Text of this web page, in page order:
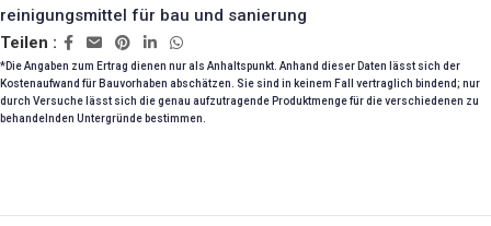
reinigungsmittel für bau und sanierung
Teilen :
*Die Angaben zum Ertrag dienen nur als Anhaltspunkt. Anhand dieser Daten lässt sich der
Kostenaufwand für Bauvorhaben abschätzen. Sie sind in keinem Fall vertraglich bindend; nur
durch Versuche lässt sich die genau aufzutragende Produktmenge für die verschiedenen zu
behandelnden Untergründe bestimmen.